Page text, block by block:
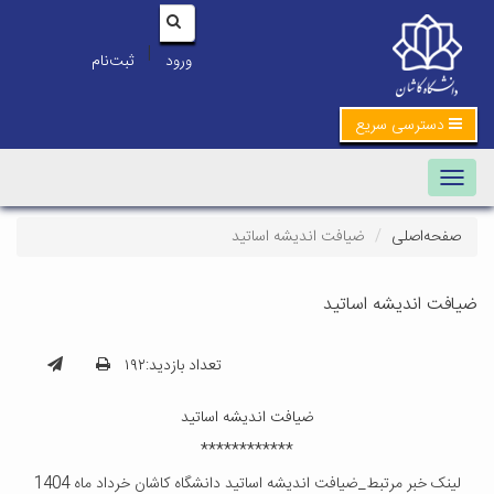
ورود | ثبت‌نام
دسترسی سریع
Toggle navigation
صفحه‌اصلی ضیافت اندیشه اساتید
ضیافت اندیشه اساتید
تعداد بازدید:۱۹۲
ضیافت اندیشه اساتید
************
لینک خبر مرتبط_ضیافت اندیشه اساتید دانشگاه کاشان خرداد ماه 1404